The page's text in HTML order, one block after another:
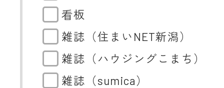
看板
雑誌（住まいNET新潟）
雑誌（ハウジングこまち）
雑誌（sumica）